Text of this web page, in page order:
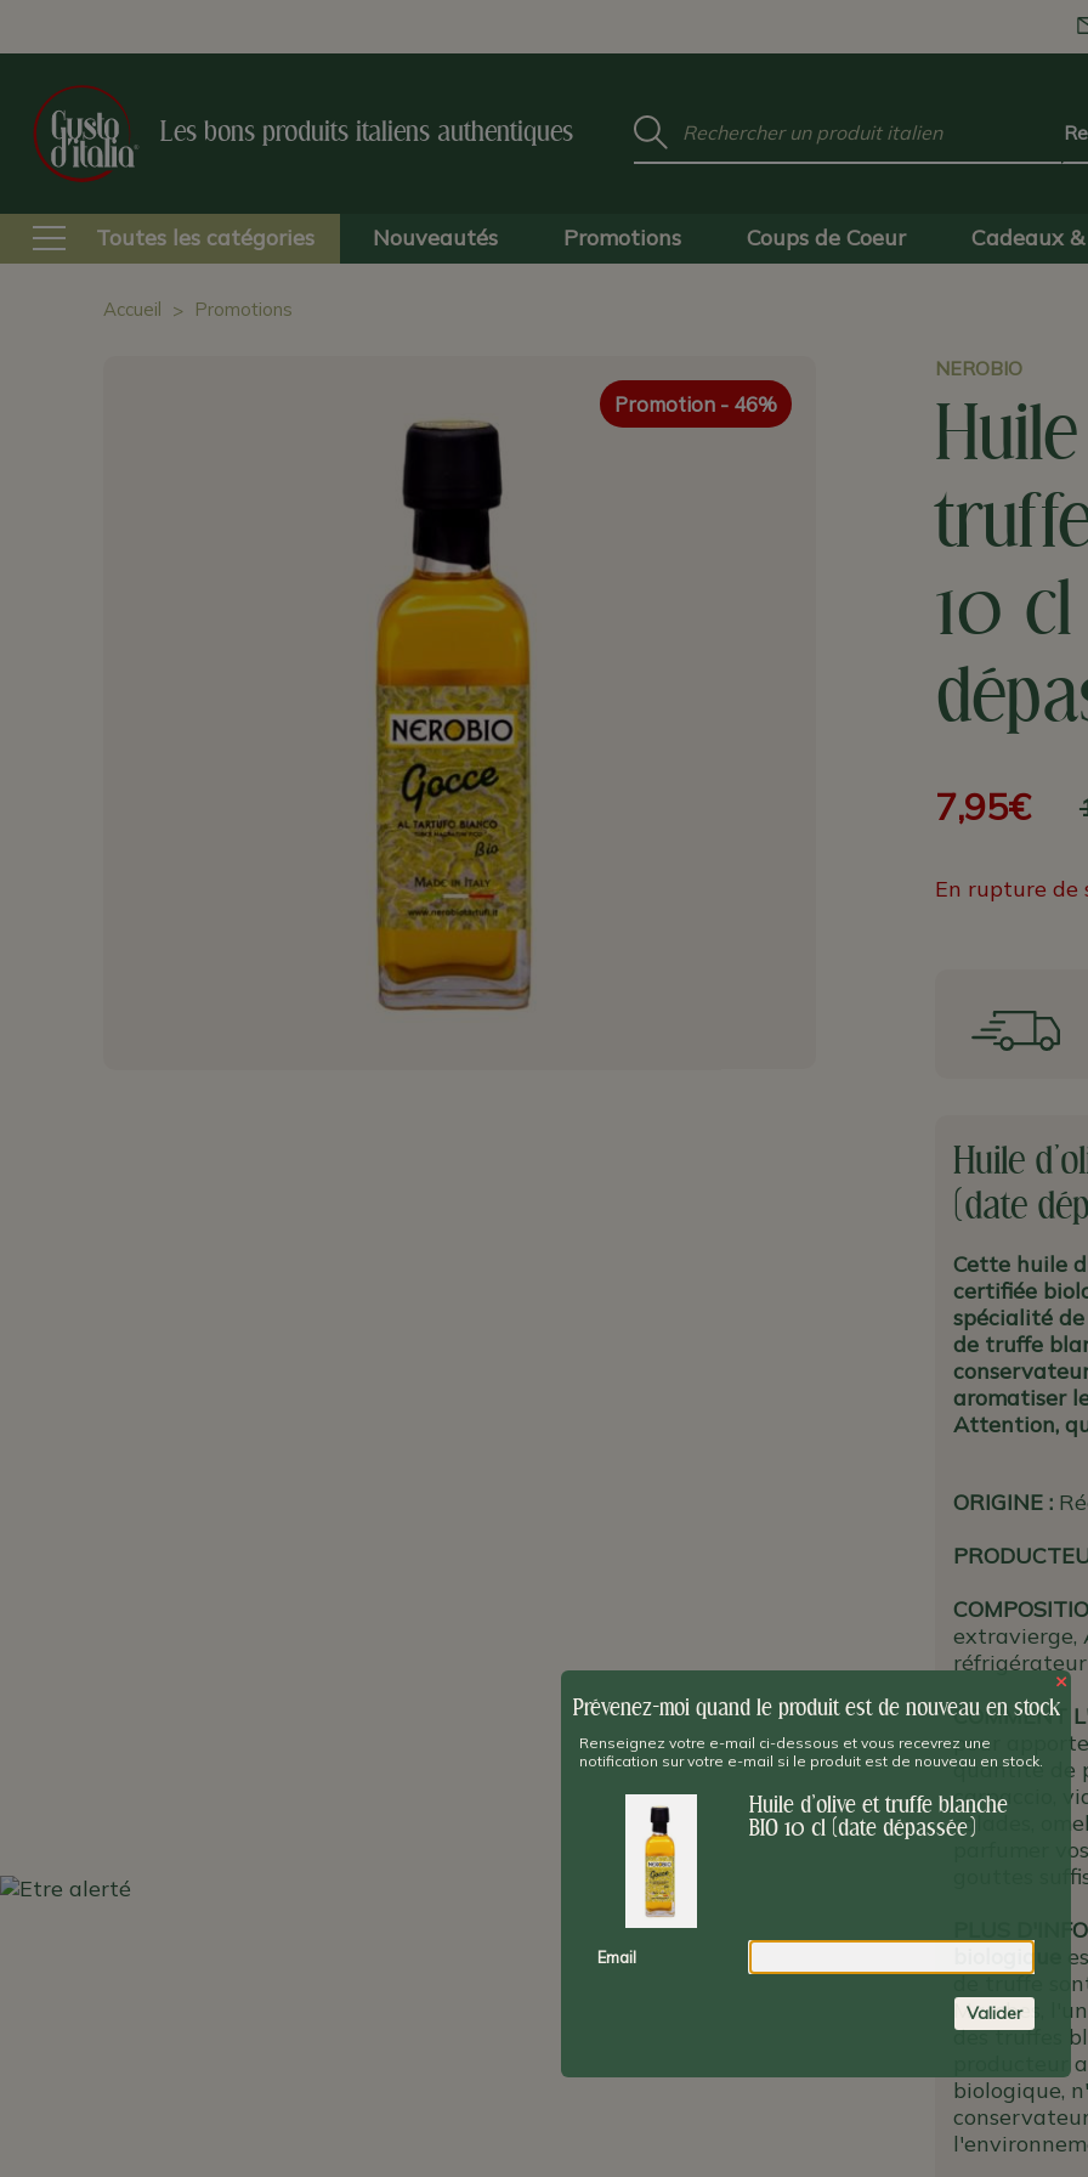
Les bons produits italiens authentiques
Mot
clé
Toutes les catégories Nouveautés Promotions Coups de Coeur Cadeaux
Accueil Promotions
NEROBIO
10
7,95€
Promotion - 46%
En rupture de
Huile
(date
Cette huile
certifiée
spécialité
de truffe
aromatiser
Attention, q
ORIGINE :
extravierge,
COMMENT
pour
quantité de
carpaccio,
salades,
parfumer
gouttes
PLUS
de truffe
Marches,
des truffes
producteur
biologique,
×
Prévenez-moi quand le produit est de nouveau en stock
Renseignez votre e-mail ci-dessous et vous recevrez une
notification sur votre e-mail si le produit est de nouveau en stock.
Huile d'olive et truffe blanche
BIO 10 cl (date dépassée)
Email
Valider